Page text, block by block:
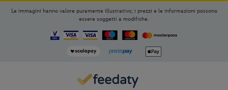
Le immagini hanno valore puramente illustrativo; i prezzi e le informazioni possono
essere soggetti a modifiche.